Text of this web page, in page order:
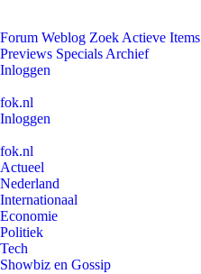
Forum Weblog Zoek Actieve Items
Previews Specials Archief
Inloggen
fok.nl
Inloggen
fok.nl
Actueel
Nederland
Internationaal
Economie
Politiek
Tech
Showbiz en Gossip